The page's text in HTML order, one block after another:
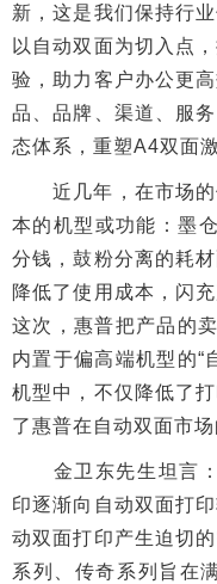
新，这是我们保持行
以自动双面为切入点
验，助力客户办公更
品、品牌、渠道、服
态体系，重塑A4双面
近几年，在市场的
本的机型或功能：墨
分钱，鼓粉分离的耗
降低了使用成本，闪
这次，惠普把产品的
内置于偏高端机型的“
机型中，不仅降低了
了惠普在自动双面市场
金卫东先生坦言：
印逐渐向自动双面打
动双面打印产生迫切
系列、传奇系列旨在